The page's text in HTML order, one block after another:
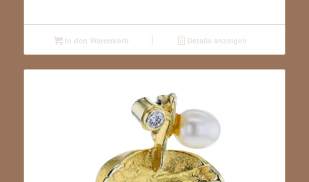
In den Warenkorb Details anzeigen